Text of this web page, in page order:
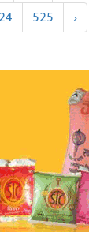
525 ›